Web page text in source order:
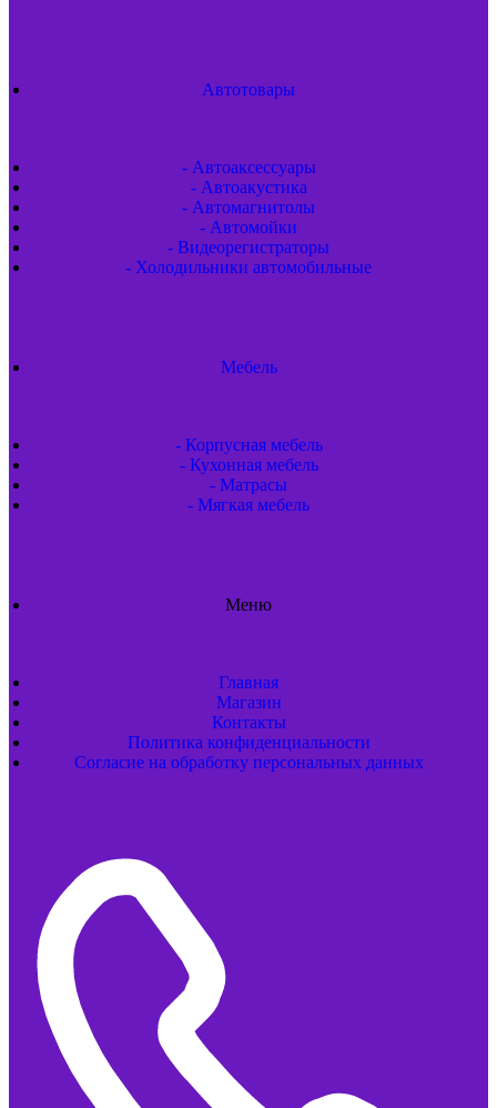
Автотовары
- Автоаксессуары
- Автоакустика
- Автомагнитолы
- Автомойки
- Видеорегистраторы
- Холодильники автомобильные
Мебель
- Корпусная мебель
- Кухонная мебель
- Матрасы
- Мягкая мебель
Меню
Главная
Магазин
Контакты
Политика конфиденциальности
Согласие на обработку персональных данных